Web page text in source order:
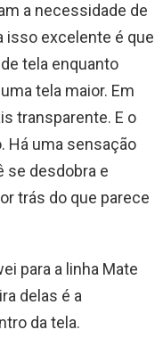
a necessidade de
isso excelente é que
tela enquanto
tela maior. Em
transparente. E o
Há uma sensação
se desdobra e
trás do que parece
para a linha Mate
delas é a
da tela.